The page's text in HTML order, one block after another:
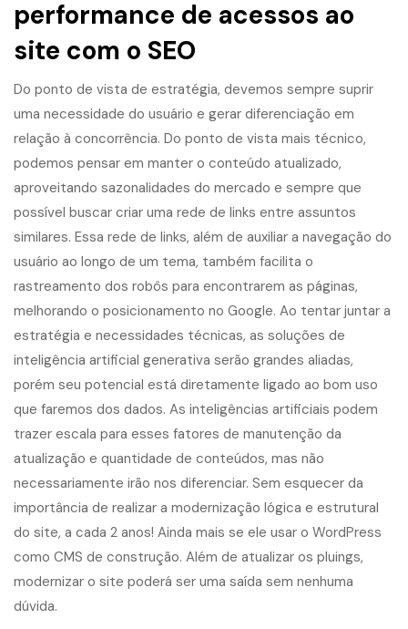
performance de acessos ao
site com o SEO
Do ponto de vista de estratégia, devemos sempre suprir
uma necessidade do usuário e gerar diferenciação em
relação à concorrência. Do ponto de vista mais técnico,
podemos pensar em manter o conteúdo atualizado,
aproveitando sazonalidades do mercado e sempre que
possível buscar criar uma rede de links entre assuntos
similares. Essa rede de links, além de auxiliar a navegação do
usuário ao longo de um tema, também facilita o
rastreamento dos robôs para encontrarem as páginas,
melhorando o posicionamento no Google. Ao tentar juntar a
estratégia e necessidades técnicas, as soluções de
inteligência artificial generativa serão grandes aliadas,
porém seu potencial está diretamente ligado ao bom uso
que faremos dos dados. As inteligências artificiais podem
trazer escala para esses fatores de manutenção da
atualização e quantidade de conteúdos, mas não
necessariamente irão nos diferenciar. Sem esquecer da
importância de realizar a modernização lógica e estrutural
do site, a cada 2 anos! Ainda mais se ele usar o WordPress
como CMS de construção. Além de atualizar os pluings,
modernizar o site poderá ser uma saída sem nenhuma
dúvida.